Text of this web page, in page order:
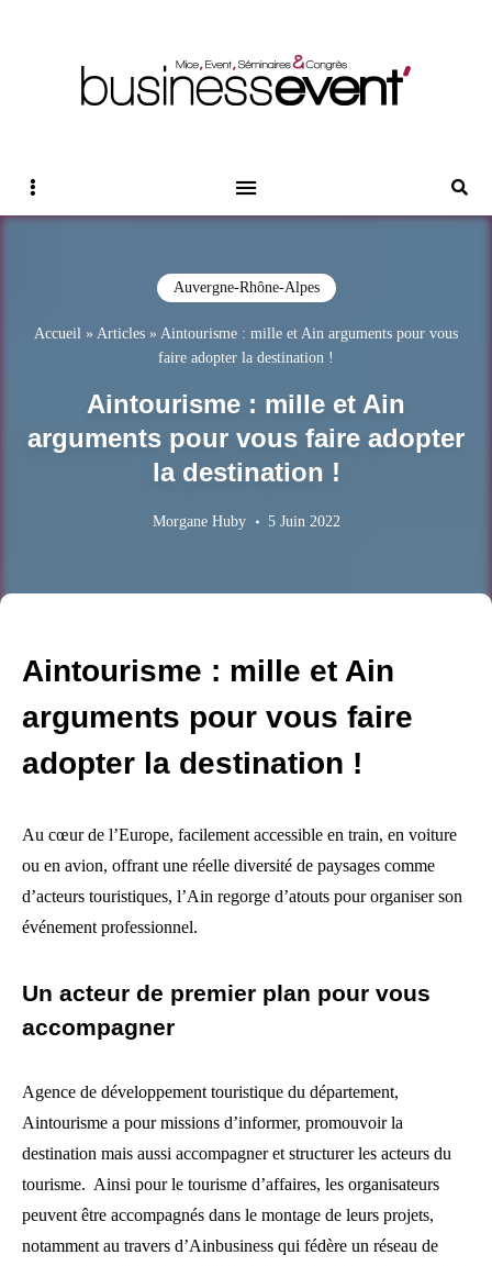
Sidebar
Auvergne-Rhône-Alpes
Accueil » Articles » Aintourisme : mille et Ain arguments pour vous
faire adopter la destination !
Aintourisme : mille et Ain
arguments pour vous faire adopter
la destination !
Morgane Huby 5 Juin 2022
Aintourisme : mille et Ain
arguments pour vous faire
adopter la destination !
Au cœur de l’Europe, facilement accessible en train, en voiture
ou en avion, offrant une réelle diversité de paysages comme
d’acteurs touristiques, l’Ain regorge d’atouts pour organiser son
événement professionnel.
Un acteur de premier plan pour vous
accompagner
Agence de développement touristique du département,
Aintourisme a pour missions d’informer, promouvoir la
destination mais aussi accompagner et structurer les acteurs du
tourisme. Ainsi pour le tourisme d’affaires, les organisateurs
peuvent être accompagnés dans le montage de leurs projets,
notamment au travers d’Ainbusiness qui fédère un réseau de